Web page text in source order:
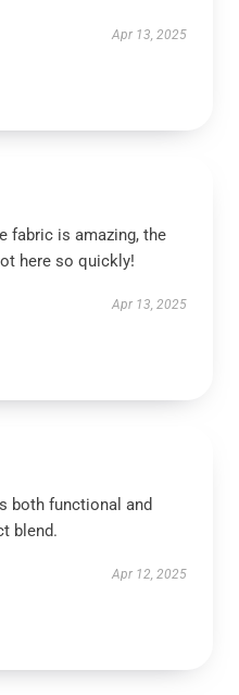
Apr 13, 2025
fabric is amazing, the
here so quickly!
Apr 13, 2025
both functional and
blend.
Apr 12, 2025